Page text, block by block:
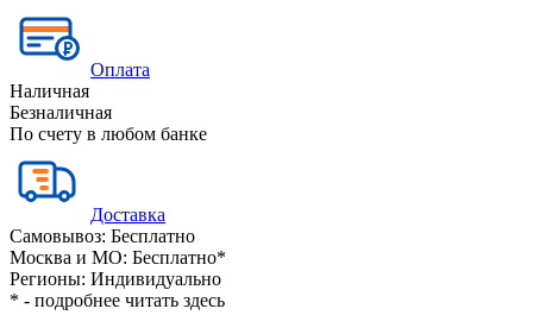
Оплата
Наличная
Безналичная
По счету в любом банке
Доставка
Самовывоз: Бесплатно
Москва и МО: Бесплатно*
Регионы: Индивидуально
* - подробнее читать здесь